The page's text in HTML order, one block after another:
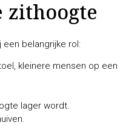
zithoogte
belangrijke rol:
kleinere mensen op een
lager wordt.